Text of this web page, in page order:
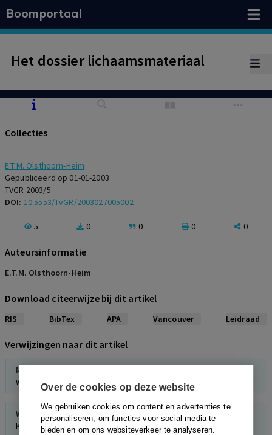
Over de cookies op deze website
We gebruiken cookies om content en advertenties te
personaliseren, om functies voor social media te
bieden en om ons websiteverkeer te analyseren.
Boomportaal
Het dossier lichaamsmateriaal
Collecties
E.T.M. Olsthoorn-Heim
Gepubliceerd op 01-01-2003
TVGR 2003/5
DOI: 10.5553/TvGR/2003027005002
5 0 0 0 0
Auteursinformatie
E.T.M. Olsthoorn-Heim
Download citeerwijze bij dit artikel
RIS BibTex APA Vancouver Leidraad
Verwijzingen naar dit artikel
M.C. Ploem
Wet zeggenschap lichaamsmateriaal
W.F. van der Wel
M.E. Jannink
Kroniek wetgeving gezondheidsrecht 2018-2020